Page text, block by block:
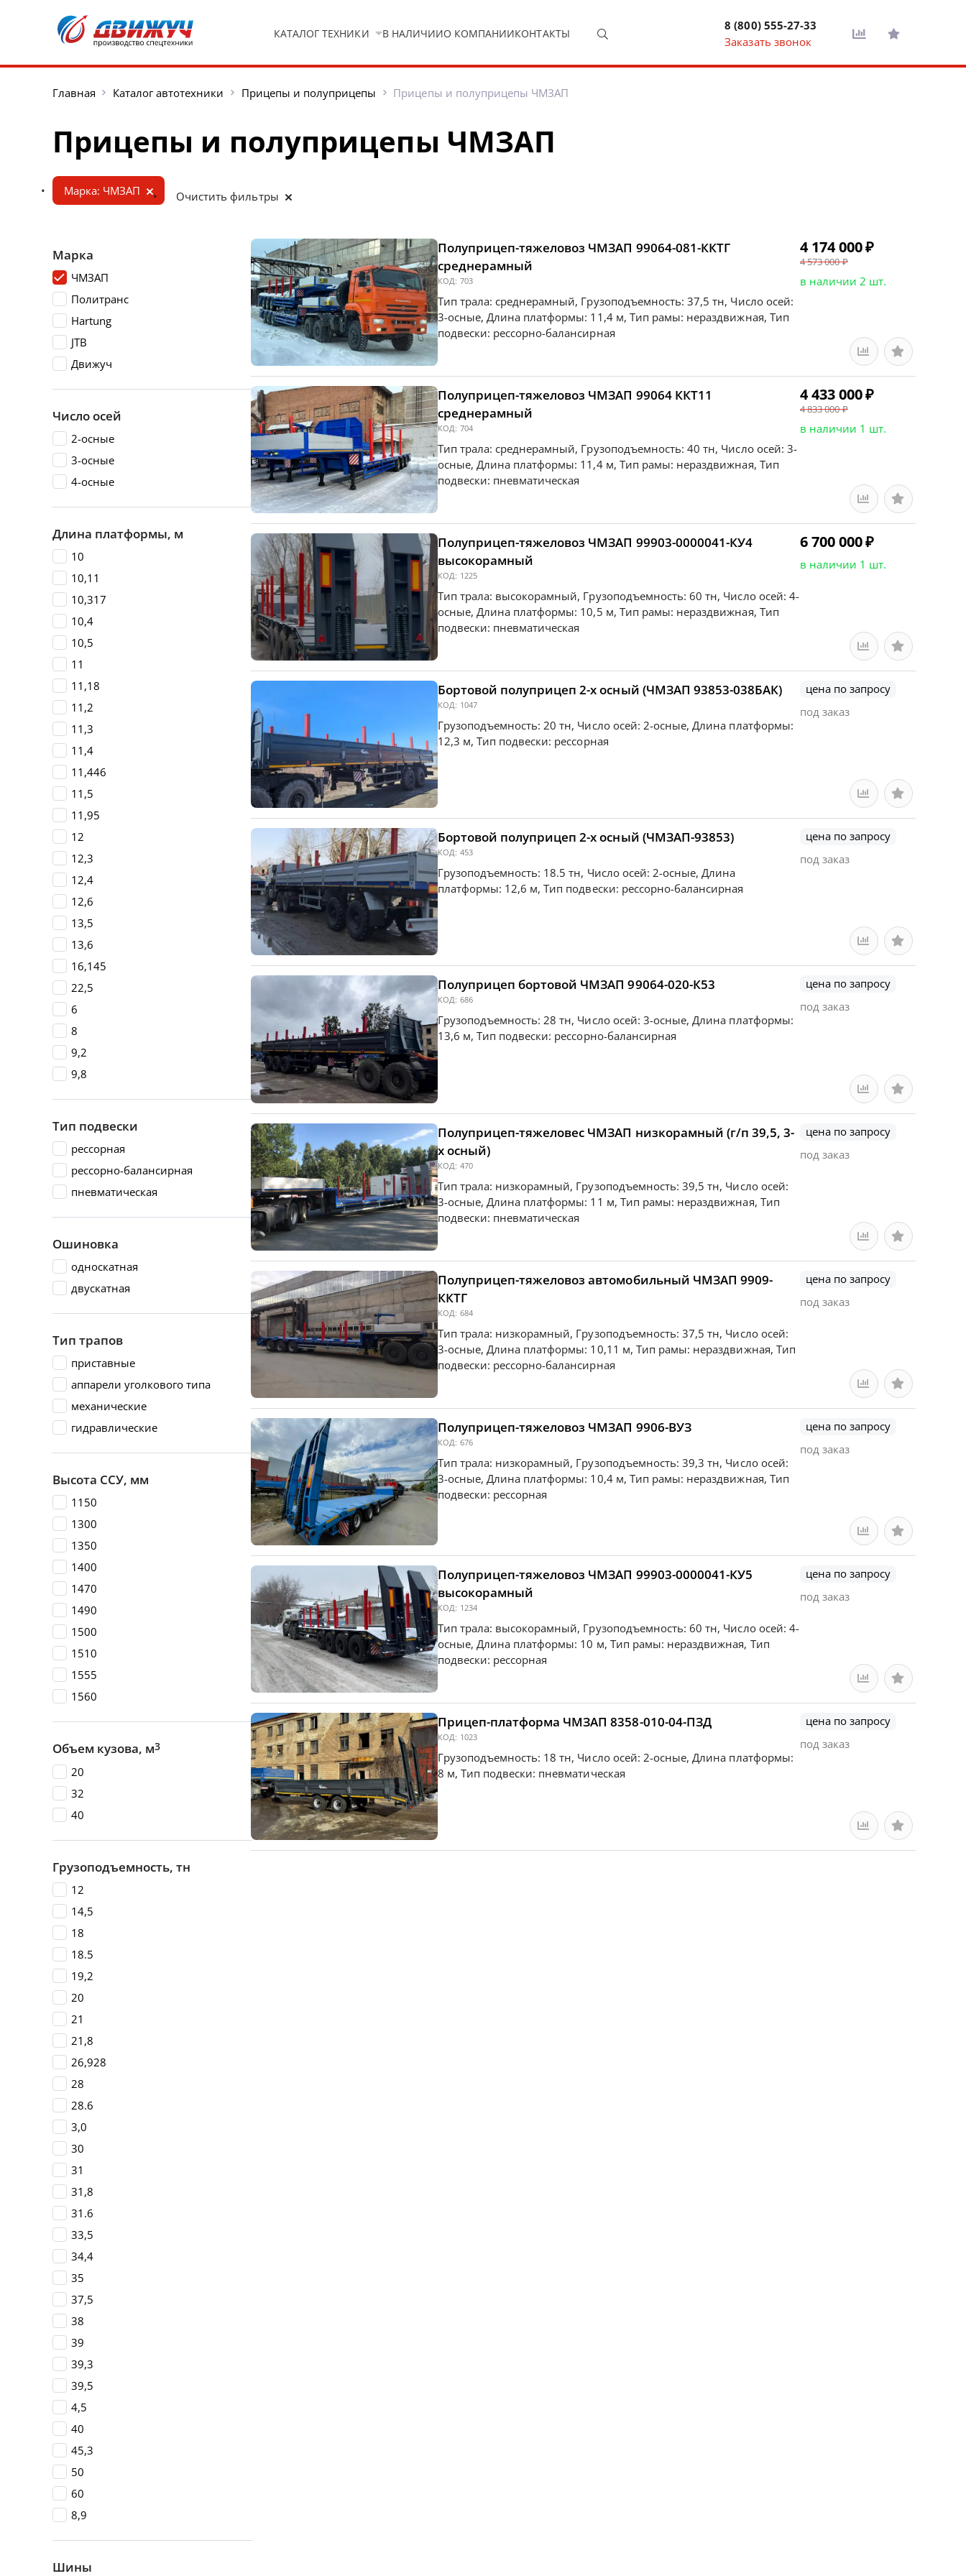
КАТАЛОГ ТЕХНИКИ В НАЛИЧИИО КОМПАНИИКОНТАКТЫ
8 (800) 555-27-33
Заказать звонок
Главная Каталог автотехники Прицепы и полуприцепы Прицепы и полуприцепы ЧМЗАП
Прицепы и полуприцепы ЧМЗАП
Марка: ЧМЗАП Очистить фильтры
Марка
ЧМЗАП
Политранс
Hartung
JTB
Движуч
Число осей
2-осные
3-осные
4-осные
Длина платформы, м
10
10,11
10,317
10,4
10,5
11
11,18
11,2
11,3
11,4
11,446
11,5
11,95
12
12,3
12,4
12,6
13,5
13,6
16,145
22,5
6
8
9,2
9,8
Тип подвески
рессорная
рессорно-балансирная
пневматическая
Ошиновка
односкатная
двускатная
Тип трапов
приставные
аппарели уголкового типа
механические
гидравлические
Высота ССУ, мм
1150
1300
1350
1400
1470
1490
1500
1510
1555
1560
Объем кузова, м3
20
32
40
Грузоподъемность, тн
12
14,5
18
18.5
19,2
20
21
21,8
26,928
28
28.6
3,0
30
31
31,8
31.6
33,5
34,4
35
37,5
38
39
39,3
39,5
4,5
40
45,3
50
60
8,9
Шины
Полуприцеп-тяжеловоз ЧМЗАП 99064-081-ККТГ
среднерамный
КОД: 703
Тип трала: среднерамный, Грузоподъемность: 37,5 тн, Число осей:
3-осные, Длина платформы: 11,4 м, Тип рамы: нераздвижная, Тип
подвески: рессорно-балансирная
4 174 000₽
4 573 000 ₽
в наличии 2 шт.
Полуприцеп-тяжеловоз ЧМЗАП 99064 ККТ11
среднерамный
КОД: 704
Тип трала: среднерамный, Грузоподъемность: 40 тн, Число осей: 3-
осные, Длина платформы: 11,4 м, Тип рамы: нераздвижная, Тип
подвески: пневматическая
4 433 000₽
4 833 000 ₽
в наличии 1 шт.
Полуприцеп-тяжеловоз ЧМЗАП 99903-0000041-КУ4
высокорамный
КОД: 1225
Тип трала: высокорамный, Грузоподъемность: 60 тн, Число осей: 4-
осные, Длина платформы: 10,5 м, Тип рамы: нераздвижная, Тип
подвески: пневматическая
6 700 000₽
в наличии 1 шт.
Бортовой полуприцеп 2-х осный (ЧМЗАП 93853-038БАК)
КОД: 1047
Грузоподъемность: 20 тн, Число осей: 2-осные, Длина платформы:
12,3 м, Тип подвески: рессорная
цена по запросу
под заказ
Бортовой полуприцеп 2-х осный (ЧМЗАП-93853)
КОД: 453
Грузоподъемность: 18.5 тн, Число осей: 2-осные, Длина
платформы: 12,6 м, Тип подвески: рессорно-балансирная
цена по запросу
под заказ
Полуприцеп бортовой ЧМЗАП 99064-020-К53
КОД: 686
Грузоподъемность: 28 тн, Число осей: 3-осные, Длина платформы:
13,6 м, Тип подвески: рессорно-балансирная
цена по запросу
под заказ
Полуприцеп-тяжеловес ЧМЗАП низкорамный (г/п 39,5, 3-
х осный)
КОД: 470
Тип трала: низкорамный, Грузоподъемность: 39,5 тн, Число осей:
3-осные, Длина платформы: 11 м, Тип рамы: нераздвижная, Тип
подвески: пневматическая
цена по запросу
под заказ
Полуприцеп-тяжеловоз автомобильный ЧМЗАП 9909-
ККТГ
КОД: 684
Тип трала: низкорамный, Грузоподъемность: 37,5 тн, Число осей:
3-осные, Длина платформы: 10,11 м, Тип рамы: нераздвижная, Тип
подвески: рессорно-балансирная
цена по запросу
под заказ
Полуприцеп-тяжеловоз ЧМЗАП 9906-ВУЗ
КОД: 676
Тип трала: низкорамный, Грузоподъемность: 39,3 тн, Число осей:
3-осные, Длина платформы: 10,4 м, Тип рамы: нераздвижная, Тип
подвески: рессорная
цена по запросу
под заказ
Полуприцеп-тяжеловоз ЧМЗАП 99903-0000041-КУ5
высокорамный
КОД: 1234
Тип трала: высокорамный, Грузоподъемность: 60 тн, Число осей: 4-
осные, Длина платформы: 10 м, Тип рамы: нераздвижная, Тип
подвески: рессорная
цена по запросу
под заказ
Прицеп-платформа ЧМЗАП 8358-010-04-ПЗД
КОД: 1023
Грузоподъемность: 18 тн, Число осей: 2-осные, Длина платформы:
8 м, Тип подвески: пневматическая
цена по запросу
под заказ